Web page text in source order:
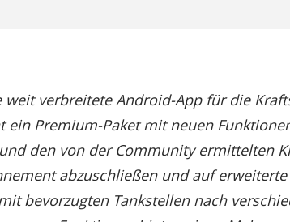
weit verbreitete Android-App für die
ein Premium-Paket mit neuen
den von der Community ermittelten
abzuschließen und auf
bevorzugten Tankstellen nach